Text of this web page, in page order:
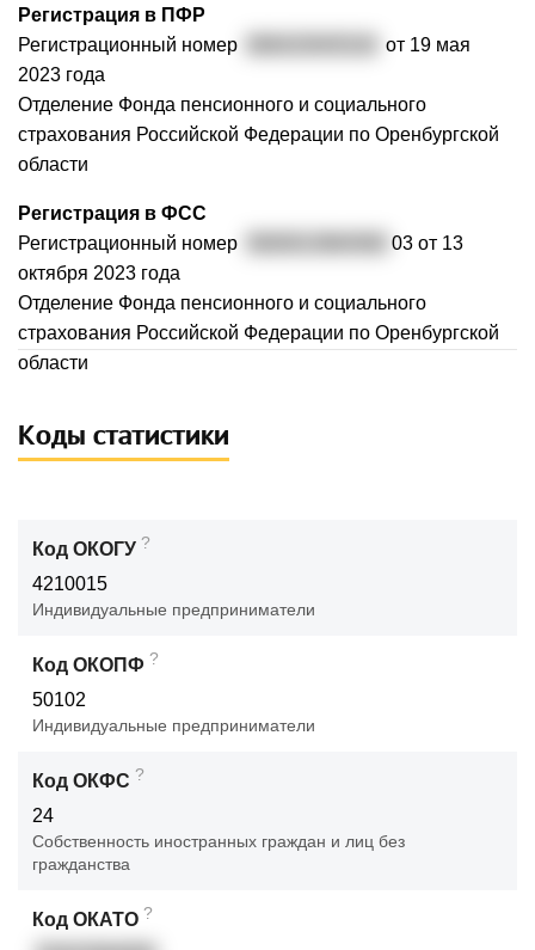
Регистрация в ПФР
Регистрационный номер
от 19 мая
2023 года
Отделение Фонда пенсионного и социального
страхования Российской Федерации по Оренбургской
области
Регистрация в ФСС
Регистрационный номер
03 от 13
октября 2023 года
Отделение Фонда пенсионного и социального
страхования Российской Федерации по Оренбургской
области
Коды статистики
Код ОКОГУ ?
4210015
Индивидуальные предприниматели
Код ОКОПФ ?
50102
Индивидуальные предприниматели
Код ОКФС ?
24
Собственность иностранных граждан и лиц без
гражданства
Код ОКАТО ?